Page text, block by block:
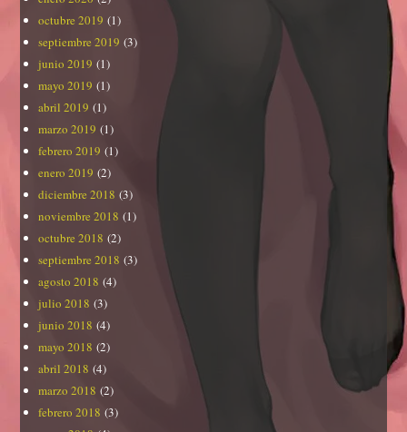
octubre 2019 (1)
septiembre 2019 (3)
junio 2019 (1)
mayo 2019 (1)
abril 2019 (1)
marzo 2019 (1)
febrero 2019 (1)
enero 2019 (2)
diciembre 2018 (3)
noviembre 2018 (1)
octubre 2018 (2)
septiembre 2018 (3)
agosto 2018 (4)
julio 2018 (3)
junio 2018 (4)
mayo 2018 (2)
abril 2018 (4)
marzo 2018 (2)
febrero 2018 (3)